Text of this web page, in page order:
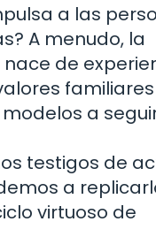
a las
A menudo, la
de
a
testigos de
a
virtuoso de